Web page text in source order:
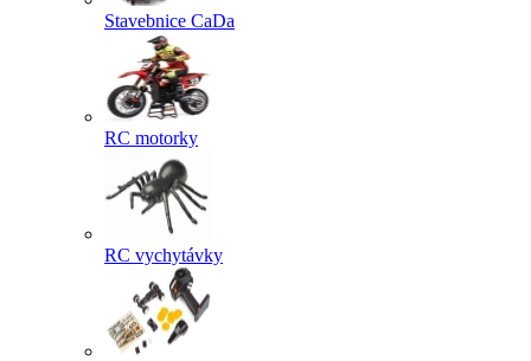
Stavebnice CaDa
RC motorky
RC vychytávky